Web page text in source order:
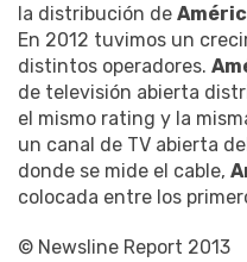
la distribución de
En 2012 tuvimos un
distintos operadores.
de televisión abierta
el mismo rating y la
un canal de TV abierta
donde se mide el cable,
colocada entre los
© Newsline Report 2013